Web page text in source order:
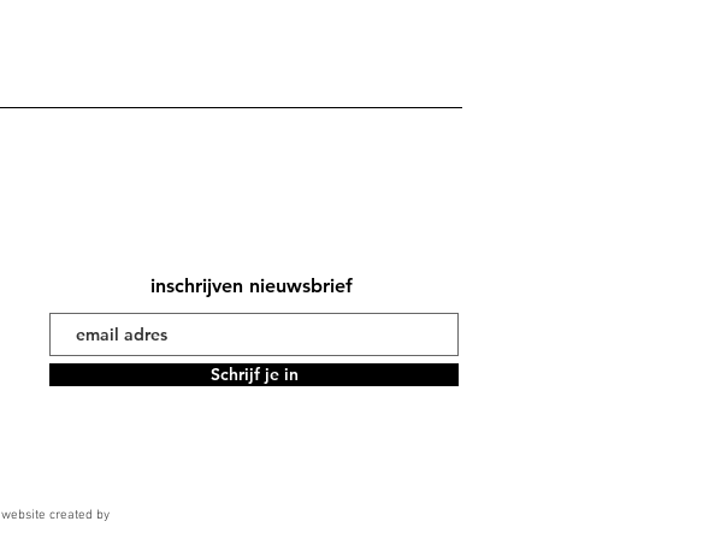
inschrijven nieuwsbrief
Schrijf je in
website created by